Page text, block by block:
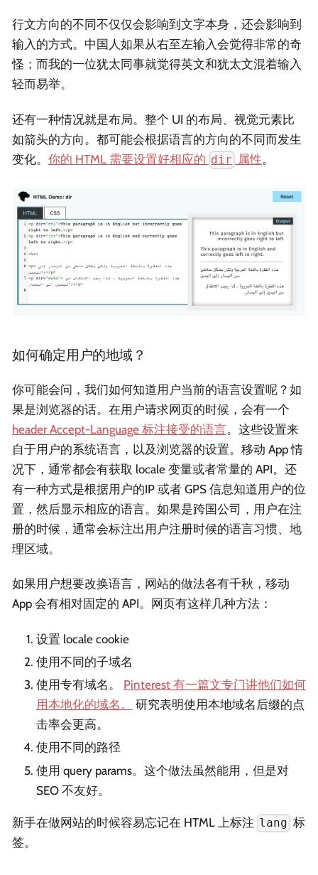
行文方向的不同不仅仅会影响到文字本身，还会影响到
输入的方式。中国人如果从右至左输入会觉得非常的奇
怪；而我的一位犹太同事就觉得英文和犹太文混着输入
轻而易举。
还有一种情况就是布局。整个 UI 的布局、视觉元素比
如箭头的方向。都可能会根据语言的方向的不同而发生
变化。 你的 HTML 需要设置好相应的 dir 属性。
如何确定用户的地域？
你可能会问，我们如何知道用户当前的语言设置呢？如
果是浏览器的话。在用户请求网页的时候，会有一个
header Accept-Language 标注接受的语言。这些设置来
自于用户的系统语言，以及浏览器的设置。移动 App 情
况下，通常都会有获取 locale 变量或者常量的 API。还
有一种方式是根据用户的IP 或者 GPS 信息知道用户的位
置，然后显示相应的语言。如果是跨国公司，用户在注
册的时候，通常会标注出用户注册时候的语言习惯、地
理区域。
如果用户想要改换语言，网站的做法各有千秋，移动
App 会有相对固定的 API。网页有这样几种方法：
设置 locale cookie
使用不同的子域名
使用专有域名。 Pinterest 有一篇文专门讲他们如何
用本地化的域名。
研究表明使用本地域名后缀的点
击率会更高。
使用不同的路径
使用 query params。这个做法虽然能用，但是对
SEO 不友好。
新手在做网站的时候容易忘记在 HTML 上标注 lang 标
签。